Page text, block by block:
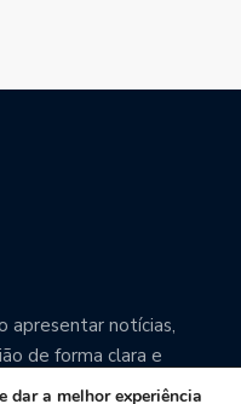
apresentar notícias,
de forma clara e
que o
dar a melhor experiência